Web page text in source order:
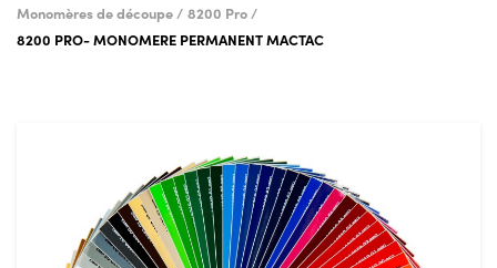
Monomères de découpe
8200 Pro
8200 PRO- MONOMERE PERMANENT MACTAC